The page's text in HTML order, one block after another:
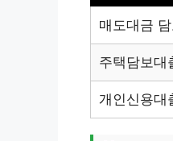
매도대금
주택담보대
개인신용대